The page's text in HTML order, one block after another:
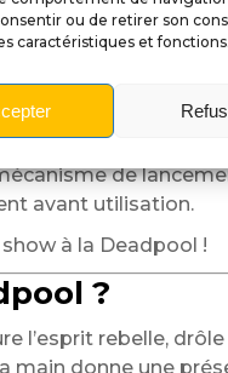
ou de retirer son
caractéristiques et fonctions.
parfaitement
de
avant utilisation.
à la Deadpool !
?
l’esprit rebelle,
main donne une